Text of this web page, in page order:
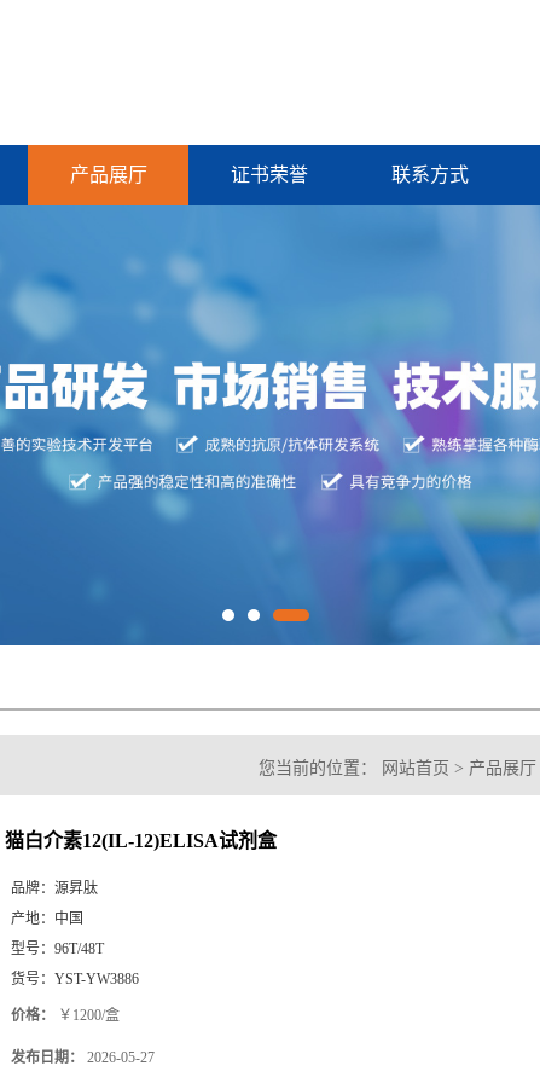
产品展厅 证书荣誉 联系方式
您当前的位置： 网站首页 > 产品展厅
猫白介素12(IL-12)ELISA试剂盒
品牌： 源昇肽
产地： 中国
型号： 96T/48T
货号： YST-YW3886
价格： ￥1200/盒
发布日期： 2026-05-27